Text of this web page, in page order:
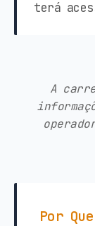
terá
A
Por